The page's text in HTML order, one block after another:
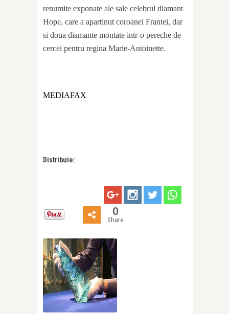
renumite exponate ale sale celebrul diamant
Hope, care a apartinut coroanei Frantei, dar
si doua diamante montate intr-o pereche de
cercei pentru regina Marie-Antoinette.
MEDIAFAX
Distribuie:
0
Share